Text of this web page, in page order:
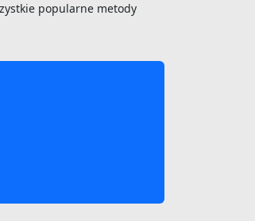
popularne metody